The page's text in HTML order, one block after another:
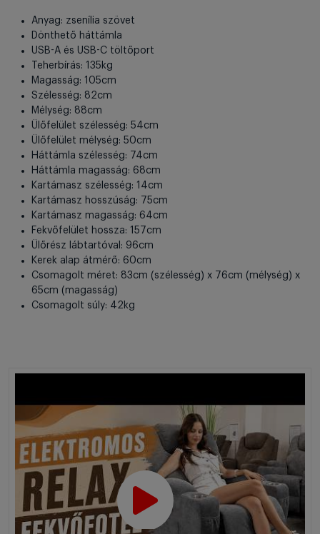
Anyag: zsenília szövet
Dönthető háttámla
USB-A és USB-C töltőport
Teherbírás: 135kg
Magasság: 105cm
Szélesség: 82cm
Mélység: 88cm
Ülőfelület szélesség: 54cm
Ülőfelület mélység: 50cm
Háttámla szélesség: 74cm
Háttámla magasság: 68cm
Kartámasz szélesség: 14cm
Kartámasz hosszúság: 75cm
Kartámasz magasság: 64cm
Fekvőfelület hossza: 157cm
Ülőrész lábtartóval: 96cm
Kerek alap átmérő: 60cm
Csomagolt méret: 83cm (szélesség) x 76cm (mélység) x
65cm (magasság)
Csomagolt súly: 42kg